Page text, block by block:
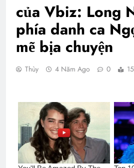
của Vbiz: Long
phía danh ca
mẽ bịa chuyện
Thùy 4 Năm Ago 0